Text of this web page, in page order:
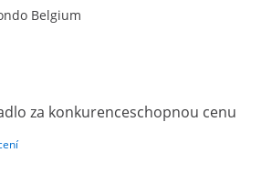
Belgium
za konkurenceschopnou cenu